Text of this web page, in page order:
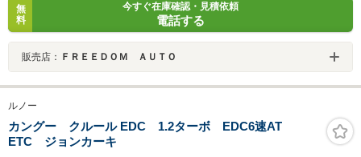
無
料
今すぐ在庫確認・見積依頼
電話する
販売店： ＦＲＥＥＤＯＭ ＡＵＴＯ
ルノー
カングー クルール EDC 1.2ターボ EDC6速AT
ETC ジョンカーキ